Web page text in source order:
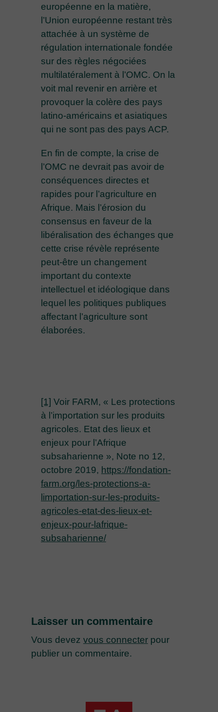
européenne en la matière,
l’Union européenne restant très
attachée à un système de
régulation internationale fondée
sur des règles négociées
multilatéralement à l’OMC. On la
voit mal revenir en arrière et
provoquer la colère des pays
latino-américains et asiatiques
qui ne sont pas des pays ACP.
En fin de compte, la crise de
l’OMC ne devrait pas avoir de
conséquences directes et
rapides pour l’agriculture en
Afrique. Mais l’érosion du
consensus en faveur de la
libéralisation des échanges que
cette crise révèle représente
peut-être un changement
important du contexte
intellectuel et idéologique dans
lequel les politiques publiques
affectant l’agriculture sont
élaborées.
[1] Voir FARM, « Les protections
à l’importation sur les produits
agricoles. Etat des lieux et
enjeux pour l’Afrique
subsaharienne », Note no 12,
octobre 2019, https://fondation-
farm.org/les-protections-a-
limportation-sur-les-produits-
agricoles-etat-des-lieux-et-
enjeux-pour-lafrique-
subsaharienne/
Laisser un commentaire
Vous devez vous connecter pour
publier un commentaire.